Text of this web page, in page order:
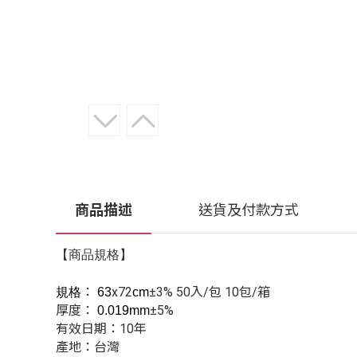
商品描述 送貨及付款方式
【商品規格】
規格 ： 63x72cm±3% 50入/包 10包/箱
厚度： 0.019mm±5%
有效日期 ： 10年
產地 ： 台灣